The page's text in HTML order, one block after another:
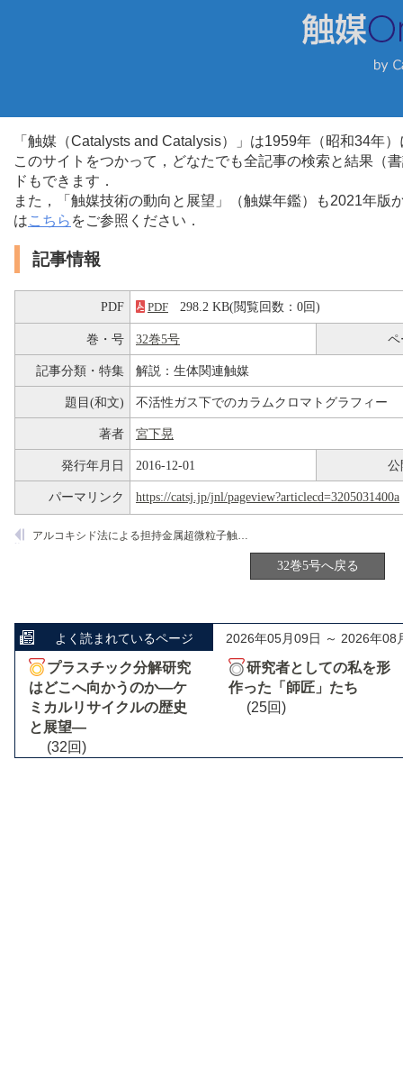
「触媒（Catalysts and Catalysis）」は1959年（昭和34年
このサイトをつかって，どなたでも全記事の検索と結果（
ドもできます．
また，「触媒技術の動向と展望」（触媒年鑑）も2021年
はこちら をご参照ください．
記事情報
PDF PDF 298.2 KB(閲覧回数：0回)
巻・号 32巻5号 ペ
記事分類・特集 解説：生体関連触媒
題目(和文) 不活性ガス下でのカラムクロマトグラフィー
著者 宮下晃
発行年月日 2016-12-01 公
パーマリンク https://catsj.jp/jnl/pageview?articlecd=3205031400a
アルコキシド法による担持金属超微粒子触媒の調製法
32巻5号へ戻る
よく読まれているページ 2026年05月09日 ～ 2026年08
プラスチック分解研究
はどこへ向かうのか―ケ
ミカルリサイクルの歴史
と展望―
(32回)
研究者としての私を形
作った「師匠」たち
(25回)